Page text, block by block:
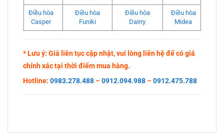
Điều hòa
Casper
Điều hòa
Funiki
Điều hòa
Dairry
Điều hòa
Midea
* Lưu ý: Giá liên tục cập nhật, vui lòng liên hệ để có giá
chính xác tại thời điểm mua hàng.
Hotline: 0983.278.488 –0912.094.988 –0912.475.788